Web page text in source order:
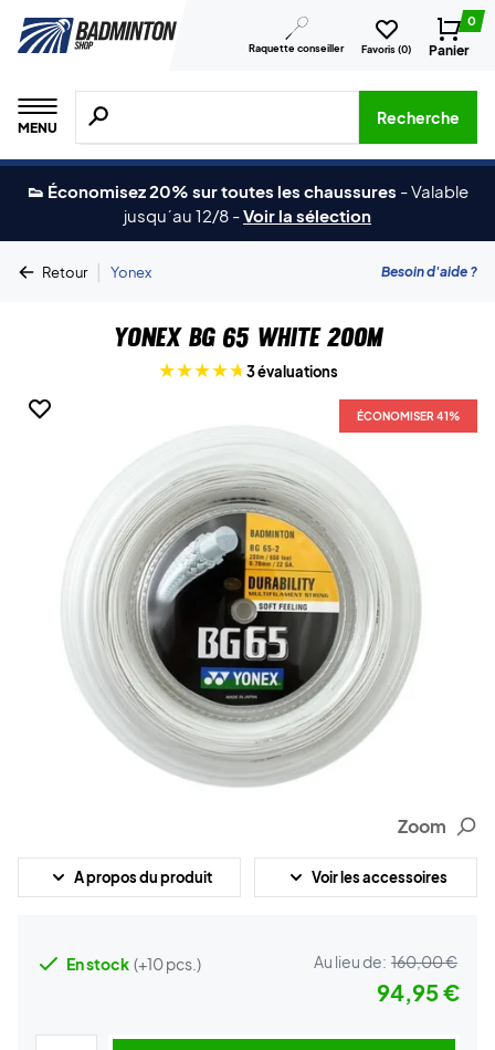
Raquette conseiller Favoris (0)
0
Panier
MENU
Recherche de produits, de marques, etc.
Recherche
👟 Économisez 20% sur toutes les chaussures -Valable
jusqu´au 12/8 -Voir la sélection
Retour | Yonex Besoin d'aide ?
Yonex BG 65 White 200m
3 évaluations
ÉCONOMISER 41%
Zoom
A propos du produit Voir les accessoires
En stock (+10 pcs.) Au lieu de: 160,00 €
94,95 €